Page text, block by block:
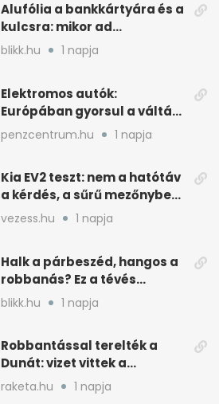
Alufólia a bankkártyára és a
kulcsra: mikor ad
pluszvédelmet?
blikk.hu 1 napja
Elektromos autók:
Európában gyorsul a váltás,
Magyarország
lemaradóban
penzcentrum.hu 1 napja
Kia EV2 teszt: nem a hatótáv
a kérdés, a sűrű mezőnyben
dől el
vezess.hu 1 napja
Halk a párbeszéd, hangos a
robbanás? Ez a tévés
beállítás segít
blikk.hu 1 napja
Robbantással terelték a
Dunát: vizet vittek a
cernavodai atomerőmű felé
raketa.hu 1 napja